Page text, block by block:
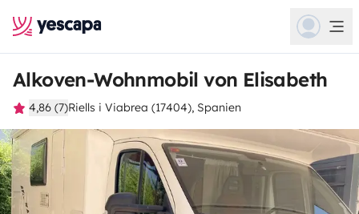
Alkoven-Wohnmobil von Elisabeth
4,86 (7)Riells i Viabrea (17404), Spanien